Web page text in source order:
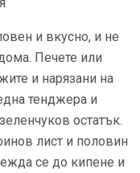
и вкусно, и не
Печете или
и нарязани на
тенджера и
остатък.
лист и половин
се до кипене и